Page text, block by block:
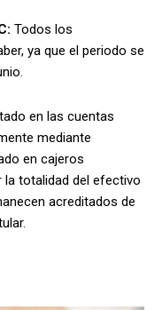
Todos los
ya que el periodo se
en las cuentas
mediante
en cajeros
totalidad del efectivo
acreditados de